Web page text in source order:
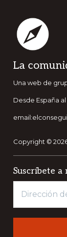
Footer
La
Una web de
Desde España
Copyright ©
Suscríbete